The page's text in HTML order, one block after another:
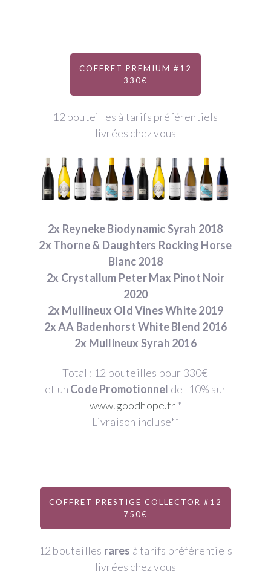
COFFRET PREMIUM #12
330€
12 bouteilles à tarifs préférentiels
livrées chez vous
2x Reyneke Biodynamic Syrah 2018
2x Thorne & Daughters Rocking Horse
Blanc 2018
2x Crystallum Peter Max Pinot Noir
2020
2x Mullineux Old Vines White 2019
2x AA Badenhorst White Blend 2016
2x Mullineux Syrah 2016
Total : 12 bouteilles pour 330€
et un Code Promotionnel de -10% sur
www.goodhope.fr*
Livraison incluse**
COFFRET PRESTIGE COLLECTOR #12
750€
12 bouteilles rares à tarifs préférentiels
livrées chez vous